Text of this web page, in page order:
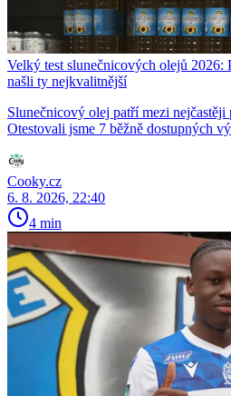
Velký test slunečnicových olejů 2026:
našli ty nejkvalitnější
Slunečnicový olej patří mezi
Otestovali jsme 7 běžně dostupných
Cooky.cz
6. 8. 2026, 22:40
4 min